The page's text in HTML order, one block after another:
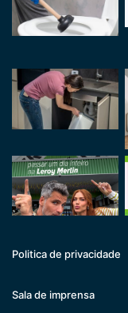
Politica de privacidade
Sala de imprensa